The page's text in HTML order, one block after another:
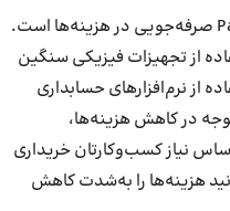
یکی دیگر از ویژگی‌های پلتفرم‌های PaaS صرفه‌جویی در هزینه‌ها است.
از تجهیزات فیزیکی سنگین
از نرم‌افزارهای حسابداری
در کاهش هزینه‌ها،
نیاز کسب‌و‌کارتان خریداری
هزینه‌ها را به‌شدت کاهش